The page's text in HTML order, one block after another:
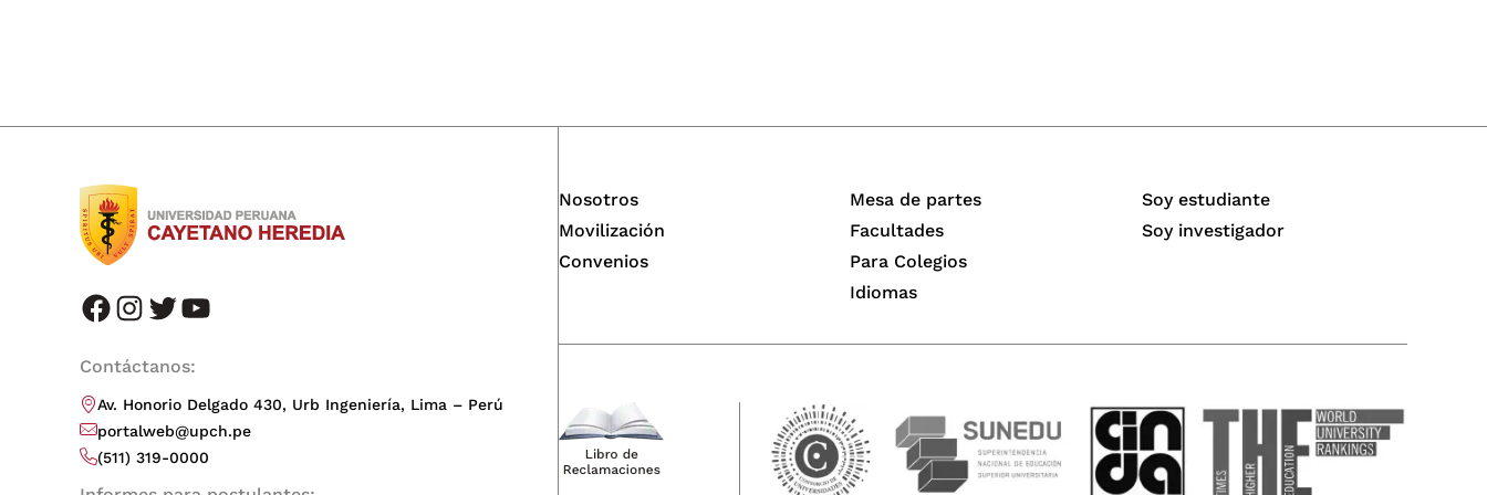
facebook instagram twitter youtube
Contáctanos:
Av. Honorio Delgado 430, Urb Ingeniería, Lima – Perú
portalweb@upch.pe
(511) 319-0000
Nosotros
Movilización
Convenios
Mesa de partes
Facultades
Para Colegios
Idiomas
Soy estudiante
Soy investigador